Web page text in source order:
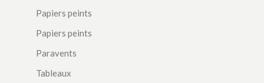
Papiers peints
Papiers peints
Paravents
Tableaux